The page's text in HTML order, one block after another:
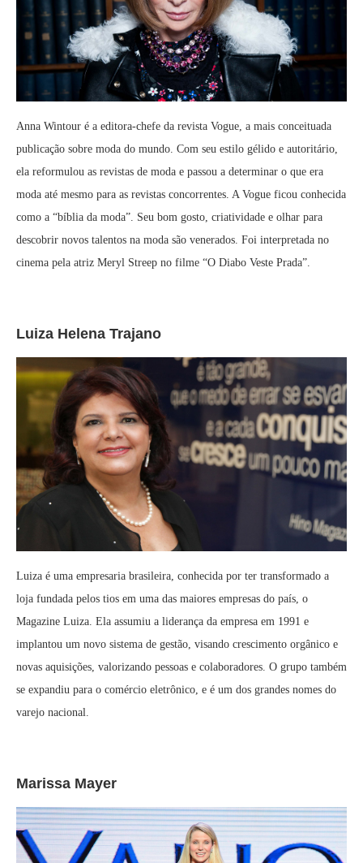
Anna Wintour é a editora-chefe da revista Vogue, a mais conceituada
publicação sobre moda do mundo. Com seu estilo gélido e autoritário,
ela reformulou as revistas de moda e passou a determinar o que era
moda até mesmo para as revistas concorrentes. A Vogue ficou conhecida
como a “bíblia da moda”. Seu bom gosto, criatividade e olhar para
descobrir novos talentos na moda são venerados. Foi interpretada no
cinema pela atriz Meryl Streep no filme “O Diabo Veste Prada”.
Luiza Helena Trajano
Luiza é uma empresaria brasileira, conhecida por ter transformado a
loja fundada pelos tios em uma das maiores empresas do país, o
Magazine Luiza. Ela assumiu a liderança da empresa em 1991 e
implantou um novo sistema de gestão, visando crescimento orgânico e
novas aquisições, valorizando pessoas e colaboradores. O grupo também
se expandiu para o comércio eletrônico, e é um dos grandes nomes do
varejo nacional.
Marissa Mayer